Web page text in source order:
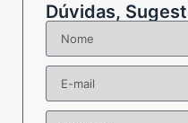
Dúvidas,